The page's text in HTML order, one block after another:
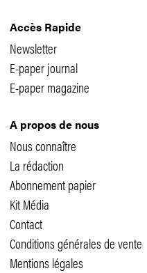
Accès Rapide
Newsletter
E-paper journal
E-paper magazine
A propos de nous
Nous connaître
La rédaction
Abonnement papier
Kit Média
Contact
Conditions générales de vente
Mentions légales